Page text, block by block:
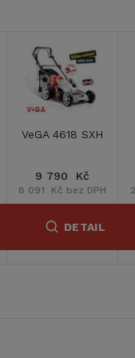
VeGA VE24250
2 590 Kč
2 140 Kč bez DPH
DETAIL